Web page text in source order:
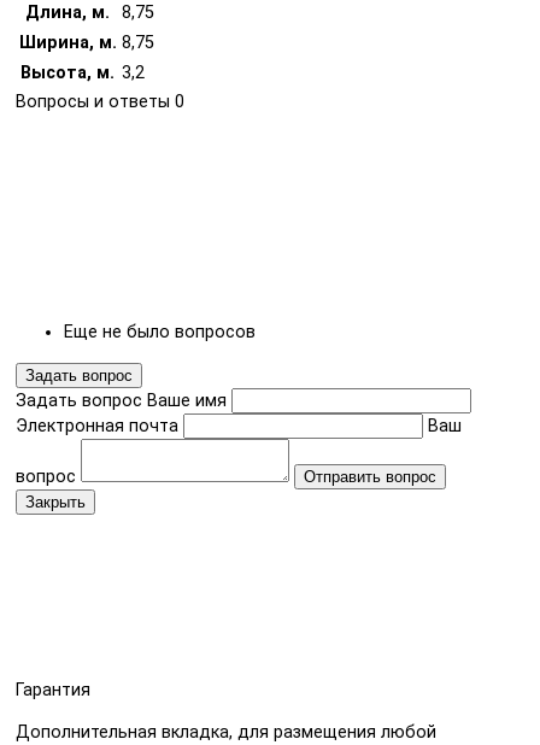
Длина, м.
8,75
Ширина, м. 8,75
Высота, м. 3,2
Вопросы и ответы 0
Еще не было вопросов
Задать вопрос
Задать вопрос Ваше имя
Электронная почта
Ваш
вопрос
Отправить вопрос
Закрыть
Гарантия
Дополнительная вкладка, для размещения любой